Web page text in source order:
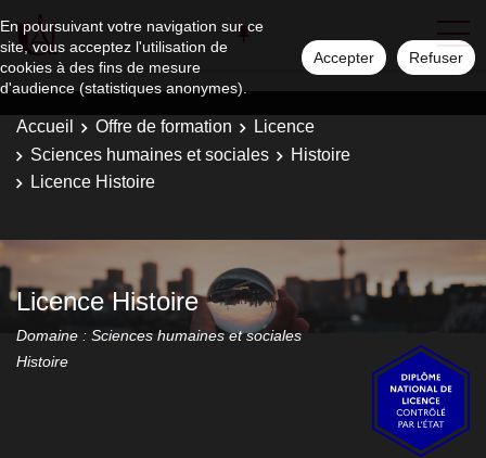
En poursuivant votre navigation sur ce
site, vous acceptez l'utilisation de
cookies à des fins de mesure
d'audience (statistiques anonymes).
Accepter Refuser
Accueil Offre de formation
Licence
Sciences humaines et sociales
Histoire
Licence Histoire
Licence Histoire
Domaine : Sciences humaines et sociales
Histoire